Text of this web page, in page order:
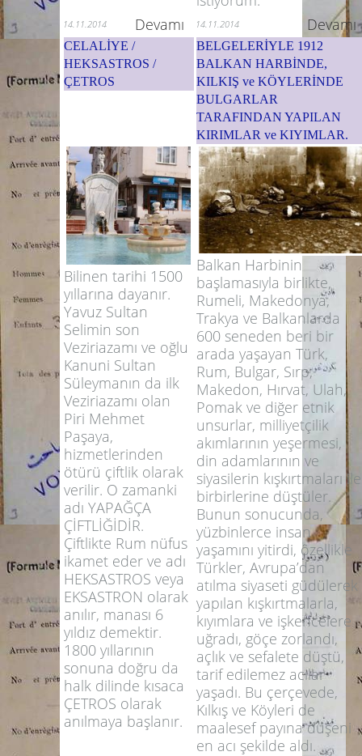
14.11.2014 Devamı 14.11.2014 Devamı
CELALİYE /
HEKSASTROS /
ÇETROS
BELGELERİYLE 1912
BALKAN HARBİNDE,
KILKIŞ ve KÖYLERİNDE
BULGARLAR
TARAFINDAN YAPILAN
KIRIMLAR ve KIYIMLAR.
Bilinen tarihi 1500
yıllarına dayanır.
Yavuz Sultan
Selimin son
Veziriazamı ve oğlu
Kanuni Sultan
Süleymanın da ilk
Veziriazamı olan
Piri Mehmet
Paşaya,
hizmetlerinden
ötürü çiftlik olarak
verilir. O zamanki
adı YAPAĞÇA
ÇİFTLİĞİDİR.
Çiftlikte Rum nüfus
ikamet eder ve adı
HEKSASTROS veya
EKSASTRON olarak
anılır, manası 6
yıldız demektir.
1800 yıllarının
sonuna doğru da
halk dilinde kısaca
ÇETROS olarak
anılmaya başlanır.
Balkan Harbinin
başlamasıyla birlikte,
Rumeli, Makedonya,
Trakya ve Balkanlarda
600 seneden beri bir
arada yaşayan Türk,
Rum, Bulgar, Sırp,
Makedon, Hırvat, Ulah,
Pomak ve diğer etnik
unsurlar, milliyetçilik
akımlarının yeşermesi,
din adamlarının ve
siyasilerin kışkırtmaları ile
birbirlerine düştüler.
Bunun sonucunda,
yüzbinlerce insan
yaşamını yitirdi, özellikle
Türkler, Avrupa’dan
atılma siyaseti güdülerek
yapılan kışkırtmalarla,
kıyımlara ve işkencelere
uğradı, göçe zorlandı,
açlık ve sefalete düştü,
tarif edilemez acılar
yaşadı. Bu çerçevede,
Kılkış ve Köyleri de
maalesef payına düşeni
en acı şekilde aldı.